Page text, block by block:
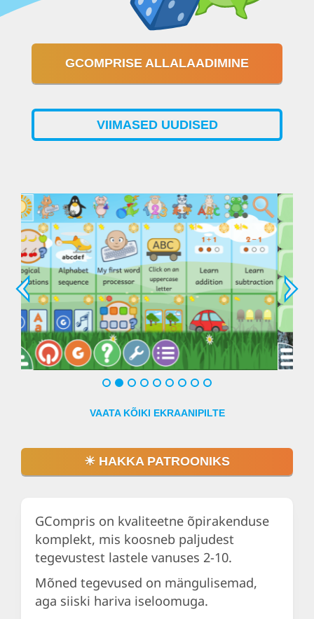
GCOMPRISE ALLALAADIMINE
VIIMASED UUDISED
Klõpsa või
VAATA KÕIKI EKRAANIPILTE
☀ HAKKA PATROONIKS
GCompris on kvaliteetne õpirakenduse
komplekt, mis koosneb paljudest
tegevustest lastele vanuses 2-10.
Mõned tegevused on mängulisemad,
aga siiski hariva iseloomuga.